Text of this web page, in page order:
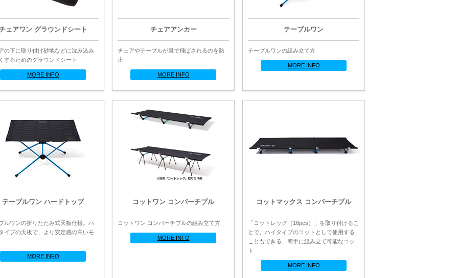
ェアワン グラウンドシート
の下に取り付け砂地などに沈み込み
するためのグラウンドシート
MORE INFO
チェアアンカー
チェアやテーブルが風で飛ばされるのを防
止
MORE INFO
テーブルワン
テーブルワンの組み立て方
MORE INFO
テーブルワン ハードトップ
ルワンの折りたたみ式天板仕様。ハ
イプの天板で、より安定感の高いモ
MORE INFO
コットワン コンバーチブル
コットワン コンバーチブルの組み立て方
MORE INFO
コットマックス コンバーチブル
「コットレッグ（16pcs）」を取り付けるこ
とで、ハイタイプのコットとして使用する
こともできる、簡単に組み立て可能なコッ
ト
MORE INFO